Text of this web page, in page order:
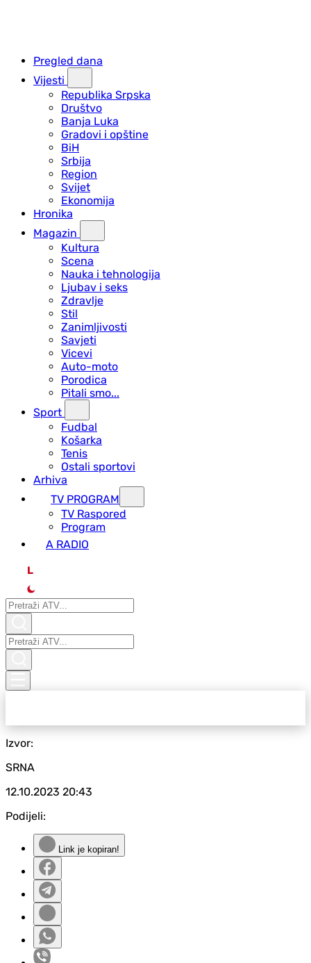
Pregled dana
Vijesti
Republika Srpska
Društvo
Banja Luka
Gradovi i opštine
BiH
Srbija
Region
Svijet
Ekonomija
Hronika
Magazin
Kultura
Scena
Nauka i tehnologija
Ljubav i seks
Zdravlje
Stil
Zanimljivosti
Savjeti
Vicevi
Auto-moto
Porodica
Pitali smo...
Sport
Fudbal
Košarka
Tenis
Ostali sportovi
Arhiva
TV PROGRAM
ТV Raspored
Program
A RADIO
L
Izvor:
SRNA
12.10.2023 20:43
Podijeli:
Link je kopiran!